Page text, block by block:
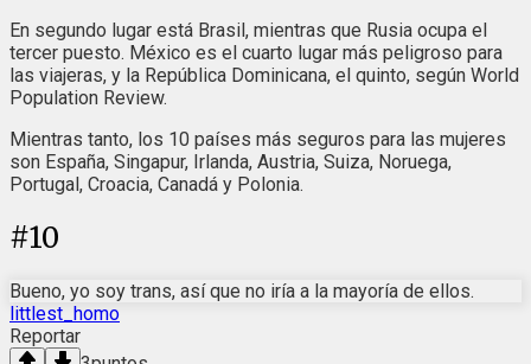
En segundo lugar está Brasil, mientras que Rusia ocupa el
tercer puesto. México es el cuarto lugar más peligroso para
las viajeras, y la República Dominicana, el quinto, según World
Population Review.
Mientras tanto, los 10 países más seguros para las mujeres
son España, Singapur, Irlanda, Austria, Suiza, Noruega,
Portugal, Croacia, Canadá y Polonia.
#10
Bueno, yo soy trans, así que no iría a la mayoría de ellos.
littlest_homo
Reportar